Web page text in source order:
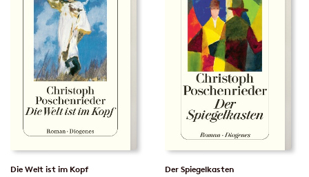
Die Welt ist im Kopf Der Spiegelkasten